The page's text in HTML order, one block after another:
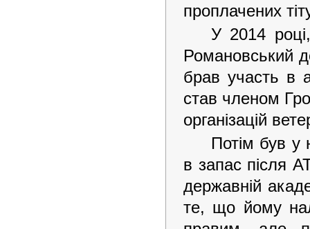
проплачених
У 2014
Романовський
брав участь в
став членом
організацій
Потім був у
в запас після
державній
те, що йому